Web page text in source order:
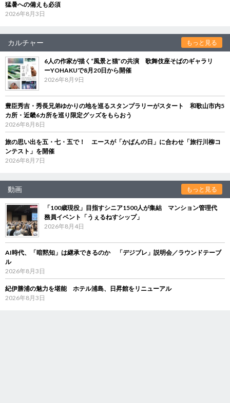
猛暑への備えも必須
2026年8月3日
カルチャー もっと見る
6人の作家が描く“風景と猫”の共演 歌舞伎座そばのギャラリ
ーYOHAKUで8月20日から開催
2026年8月9日
豊臣秀吉・秀長兄弟ゆかりの地を巡るスタンプラリーがスタート 和歌山市内5
カ所・近畿6カ所を巡り限定グッズをもらおう
2026年8月8日
旅の思い出を五・七・五で！ エースが「かばんの日」に合わせ「旅行川柳コ
ンテスト」を開催
2026年8月7日
動画 もっと見る
「100歳現役」目指すシニア1500人が集結 マンション管理代
務員イベント「うぇるねすシップ」
2026年8月4日
AI時代、「暗黙知」は継承できるのか 「デジブレ」説明会／ラウンドテーブ
ル
2026年8月3日
紀伊勝浦の魅力を堪能 ホテル浦島、日昇館をリニューアル
2026年8月3日